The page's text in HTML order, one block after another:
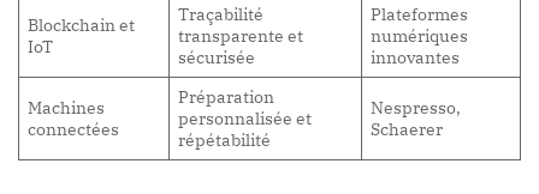
Blockchain et
IoT
Traçabilité
transparente et
sécurisée
Plateformes
numériques
innovantes
Machines
connectées
Préparation
personnalisée et
répétabilité
Nespresso,
Schaerer